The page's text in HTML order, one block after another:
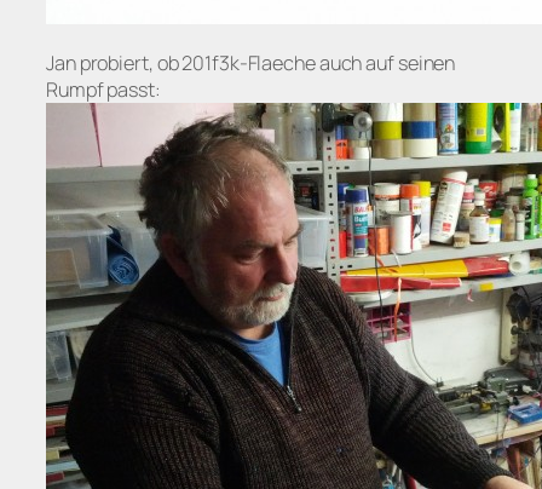
Jan probiert, ob 201f3k-Flaeche auch auf seinen
Rumpf passt: